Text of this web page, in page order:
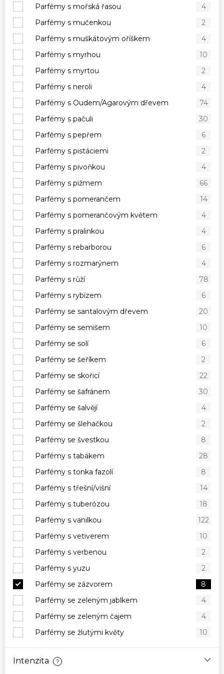
Parfémy s mořská řasou
4
Parfémy s mučenkou
2
Parfémy s muškátovým oříškem
4
Parfémy s myrhou
10
Parfémy s myrtou
2
Parfémy s neroli
4
Parfémy s Oudem/Agarovým dřevem
74
Parfémy s pačuli
30
Parfémy s pepřem
6
Parfémy s pistáciemi
2
Parfémy s pivoňkou
4
Parfémy s pižmem
66
Parfémy s pomerančem
14
Parfémy s pomerančovým květem
4
Parfémy s pralinkou
4
Parfémy s rebarborou
6
Parfémy s rozmarýnem
4
Parfémy s růží
78
Parfémy s rybízem
6
Parfémy se santalovým dřevem
20
Parfémy se semišem
10
Parfémy se solí
6
Parfémy se šeříkem
2
Parfémy se skořicí
22
Parfémy se šafránem
30
Parfémy se šalvějí
4
Parfémy se šlehačkou
2
Parfémy se švestkou
8
Parfémy s tabákem
28
Parfémy s tonka fazolí
8
Parfémy s třešní/višní
14
Parfémy s tuberózou
18
Parfémy s vanilkou
122
Parfémy s vetiverem
10
Parfémy s verbenou
2
Parfémy s yuzu
2
Parfémy se zázvorem
8
Parfémy se zeleným jablkem
4
Parfémy se zeleným čajem
4
Parfémy se žlutými květy
10
Intenzita ?